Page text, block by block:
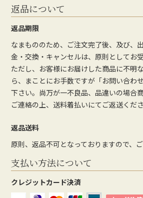
返品について
返品期限
なまもののため、ご注文完了後、及び、
金・交換・キャンセルは、原則としてお
ただし、お客様にお届けした商品に不明
ら、まことにお手数ですが「お問い合わ
下さい。尚万が一不良品、品違いの場合
ご連絡の上、送料着払いにてご返送くださ
返品送料
原則、返品不可となっておりますので、
支払い方法について
クレジットカード決済